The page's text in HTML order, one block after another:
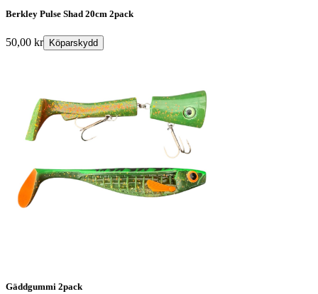
Berkley Pulse Shad 20cm 2pack
50,00 kr Köparskydd
Gäddgummi 2pack